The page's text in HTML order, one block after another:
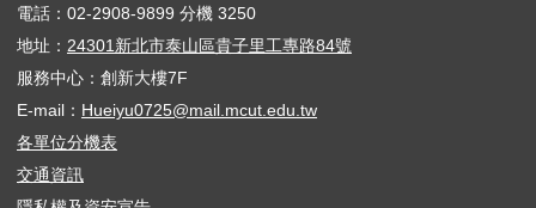
電話：02-2908-9899 分機 3250
地址： 24301新北市泰山區貴子里工專路84號
服務中心：創新大樓7F
E-mail： Hueiyu0725@mail.mcut.edu.tw
各單位分機表
交通資訊